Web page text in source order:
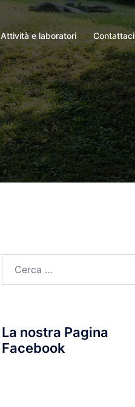
Attività e laboratori
Contattaci
La nostra Pagina
Facebook